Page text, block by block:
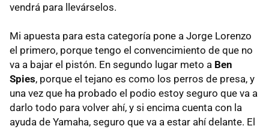
vendrá para llevárselos.
Mi apuesta para esta categoría pone a Jorge Lorenzo
el primero, porque tengo el convencimiento de que no
va a bajar el pistón. En segundo lugar meto a Ben
Spies, porque el tejano es como los perros de presa, y
una vez que ha probado el podio estoy seguro que va a
darlo todo para volver ahí, y si encima cuenta con la
ayuda de Yamaha, seguro que va a estar ahí delante. El